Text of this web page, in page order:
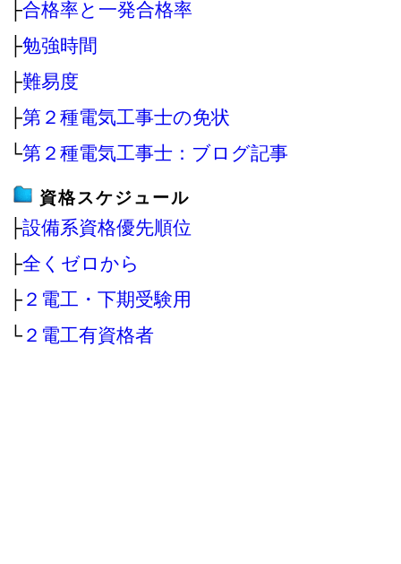
├合格率と一発合格率
├勉強時間
├難易度
├第２種電気工事士の免状
└第２種電気工事士：ブログ記事
資格スケジュール
├設備系資格優先順位
├全くゼロから
├ ２電工・下期受験用
└ ２電工有資格者